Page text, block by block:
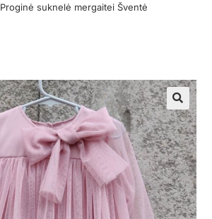
Proginė suknelė mergaitei Šventė
🔍